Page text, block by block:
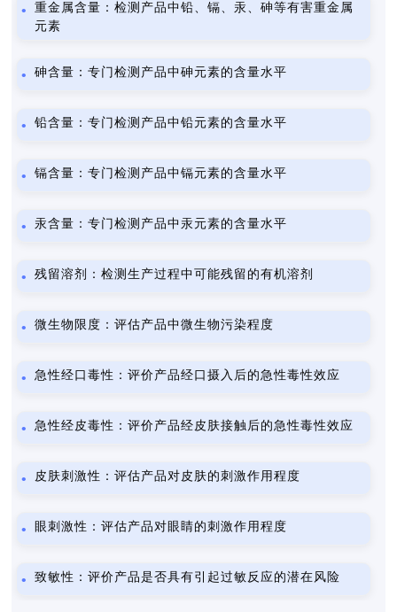
重金属含量：检测产品中铅、镉、汞、砷等有害重金属
元素
砷含量：专门检测产品中砷元素的含量水平
铅含量：专门检测产品中铅元素的含量水平
镉含量：专门检测产品中镉元素的含量水平
汞含量：专门检测产品中汞元素的含量水平
残留溶剂：检测生产过程中可能残留的有机溶剂
微生物限度：评估产品中微生物污染程度
急性经口毒性：评价产品经口摄入后的急性毒性效应
急性经皮毒性：评价产品经皮肤接触后的急性毒性效应
皮肤刺激性：评估产品对皮肤的刺激作用程度
眼刺激性：评估产品对眼睛的刺激作用程度
致敏性：评价产品是否具有引起过敏反应的潜在风险